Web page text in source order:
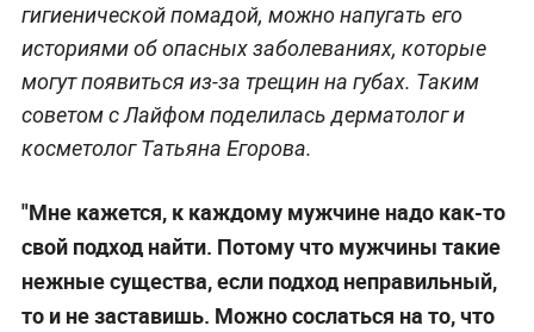
гигиенической помадой, можно напугать его
историями об опасных заболеваниях, которые
могут появиться из-за трещин на губах. Таким
советом с Лайфом поделилась дерматолог и
косметолог Татьяна Егорова.
"Мне кажется, к каждому мужчине надо как-то
свой подход найти. Потому что мужчины такие
нежные существа, если подход неправильный,
то и не заставишь. Можно сослаться на то, что